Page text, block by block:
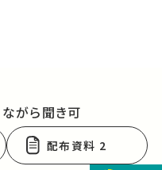
ながら聞き可
配布資料 2